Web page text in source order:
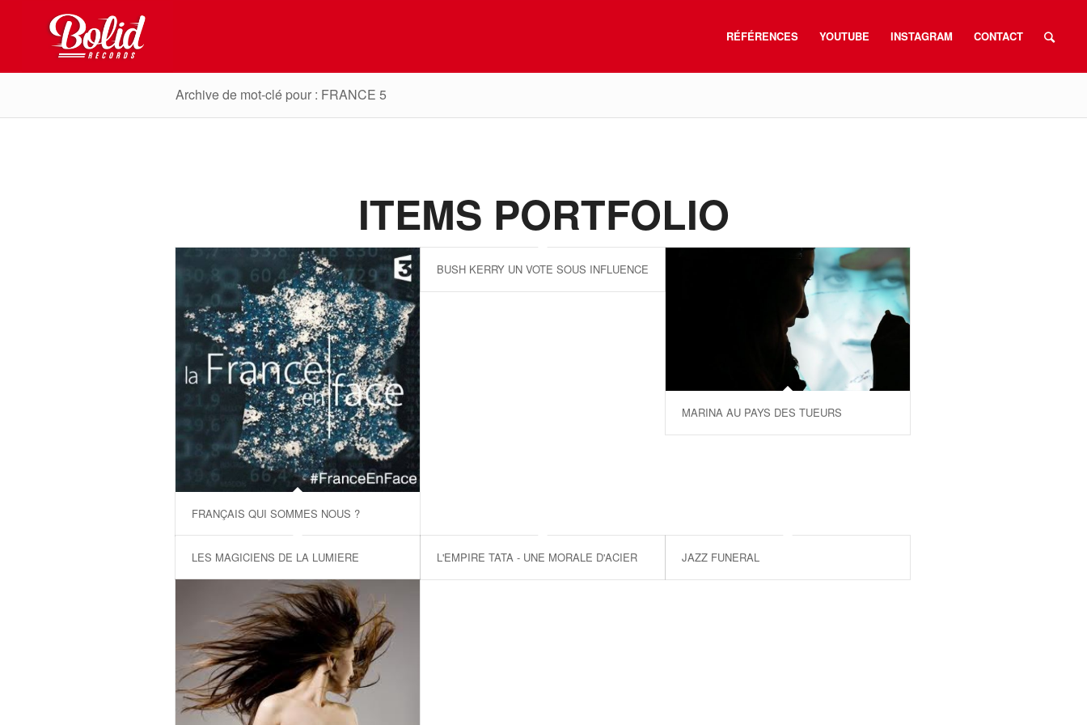
RÉFÉRENCES YOUTUBE INSTAGRAM CONTACT
Archive de mot-clé pour : FRANCE 5
ITEMS PORTFOLIO
FRANÇAIS QUI SOMMES NOUS ?
BUSH KERRY UN VOTE SOUS INFLUENCE
MARINA AU PAYS DES TUEURS
LES MAGICIENS DE LA LUMIERE L'EMPIRE TATA - UNE MORALE D'ACIER JAZZ FUNERAL